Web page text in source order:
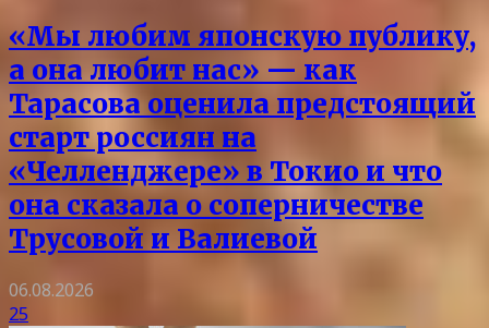
«Мы любим японскую публику,
а она любит нас» — как
Тарасова оценила предстоящий
старт россиян на
«Челленджере» в Токио и что
она сказала о соперничестве
Трусовой и Валиевой
06.08.2026
25